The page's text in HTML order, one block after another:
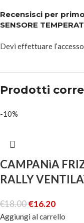
Recensisci per primo
SENSORE
Devi effettuare l’accesso
Prodotti
-10%
CAMPANìA
RALLY
€18.00€16.20
Aggiungi al carrello